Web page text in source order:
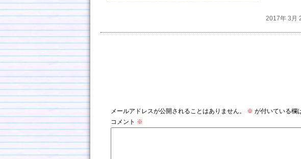
2017年 3月
メールアドレスが公開されることはありません。 ※ が付いている欄
コメント ※